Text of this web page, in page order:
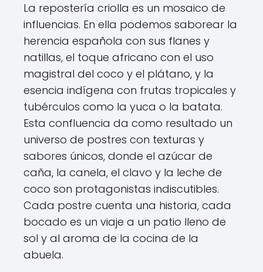
La repostería criolla es un mosaico de
influencias. En ella podemos saborear la
herencia española con sus flanes y
natillas, el toque africano con el uso
magistral del coco y el plátano, y la
esencia indígena con frutas tropicales y
tubérculos como la yuca o la batata.
Esta confluencia da como resultado un
universo de postres con texturas y
sabores únicos, donde el azúcar de
caña, la canela, el clavo y la leche de
coco son protagonistas indiscutibles.
Cada postre cuenta una historia, cada
bocado es un viaje a un patio lleno de
sol y al aroma de la cocina de la
abuela.